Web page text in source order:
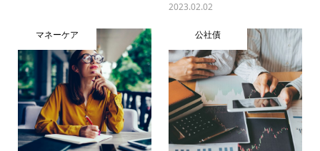
2023.02.02
マネーケア 公社債